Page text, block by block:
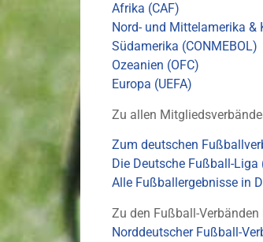
Afrika (CAF)
Nord- und Mittelamerika &
Südamerika (CONMEBOL)
Ozeanien (OFC)
Europa (UEFA)
Zu allen
Zum deutschen
Die Deutsche Fußball-Liga
Alle Fußballergebnisse in
Zu den Fußball-
Norddeutscher Fußball-